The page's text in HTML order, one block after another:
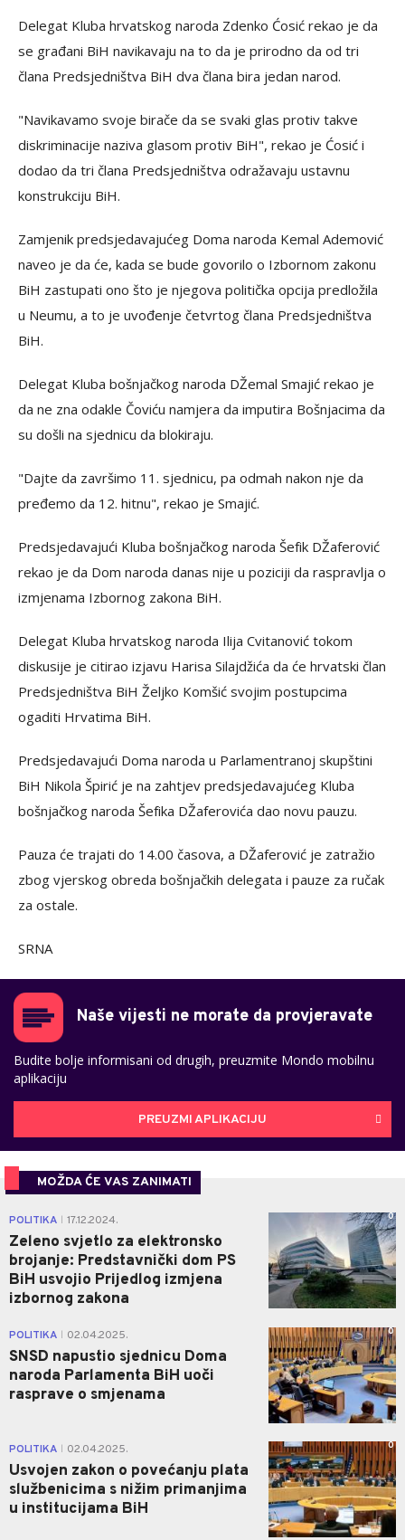
Delegat Kluba hrvatskog naroda Zdenko Ćosić rekao je da
se građani BiH navikavaju na to da je prirodno da od tri
člana Predsjedništva BiH dva člana bira jedan narod.
"Navikavamo svoje birače da se svaki glas protiv takve
diskriminacije naziva glasom protiv BiH", rekao je Ćosić i
dodao da tri člana Predsjedništva odražavaju ustavnu
konstrukciju BiH.
Zamjenik predsjedavajućeg Doma naroda Kemal Ademović
naveo je da će, kada se bude govorilo o Izbornom zakonu
BiH zastupati ono što je njegova politička opcija predložila
u Neumu, a to je uvođenje četvrtog člana Predsjedništva
BiH.
Delegat Kluba bošnjačkog naroda DŽemal Smajić rekao je
da ne zna odakle Čoviću namjera da imputira Bošnjacima da
su došli na sjednicu da blokiraju.
"Dajte da završimo 11. sjednicu, pa odmah nakon nje da
pređemo da 12. hitnu", rekao je Smajić.
Predsjedavajući Kluba bošnjačkog naroda Šefik DŽaferović
rekao je da Dom naroda danas nije u poziciji da raspravlja o
izmjenama Izbornog zakona BiH.
Delegat Kluba hrvatskog naroda Ilija Cvitanović tokom
diskusije je citirao izjavu Harisa Silajdžića da će hrvatski član
Predsjedništva BiH Željko Komšić svojim postupcima
ogaditi Hrvatima BiH.
Predsjedavajući Doma naroda u Parlamentranoj skupštini
BiH Nikola Špirić je na zahtjev predsjedavajućeg Kluba
bošnjačkog naroda Šefika DŽaferovića dao novu pauzu.
Pauza će trajati do 14.00 časova, a DŽaferović je zatražio
zbog vjerskog obreda bošnjačkih delegata i pauze za ručak
za ostale.
SRNA
Naše vijesti ne morate da provjeravate
Budite bolje informisani od drugih, preuzmite Mondo mobilnu
aplikaciju
PREUZMI APLIKACIJU
MOŽDA ĆE VAS ZANIMATI
POLITIKA 17.12.2024.
Zeleno svjetlo za elektronsko
brojanje: Predstavnički dom PS
BiH usvojio Prijedlog izmjena
izbornog zakona
0
POLITIKA 02.04.2025.
SNSD napustio sjednicu Doma
naroda Parlamenta BiH uoči
rasprave o smjenama
0
POLITIKA 02.04.2025.
Usvojen zakon o povećanju plata
službenicima s nižim primanjima
u institucijama BiH
0